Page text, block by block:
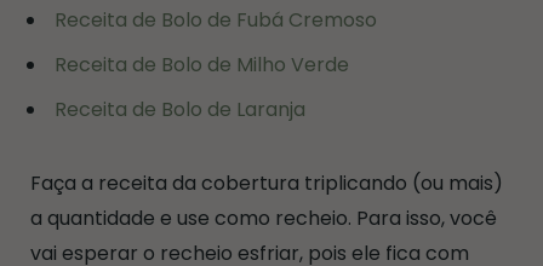
Receita de Bolo de Fubá Cremoso
Receita de Bolo de Milho Verde
Receita de Bolo de Laranja
Faça a receita da cobertura triplicando (ou mais)
a quantidade e use como recheio. Para isso, você
vai esperar o recheio esfriar, pois ele fica com